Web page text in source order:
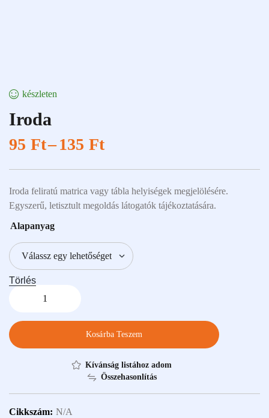
készleten
Iroda
95 Ft–135 Ft
Iroda feliratú matrica vagy tábla helyiségek megjelölésére.
Egyszerű, letisztult megoldás látogatók tájékoztatására.
Alapanyag
Törlés
Kosárba Teszem
Kívánság listához adom
Összehasonlítás
Cikkszám: N/A